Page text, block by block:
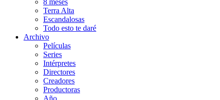
8 meses
Terra Alta
Escandalosas
Todo esto te daré
Archivo
Películas
Series
Intérpretes
Directores
Creadores
Productoras